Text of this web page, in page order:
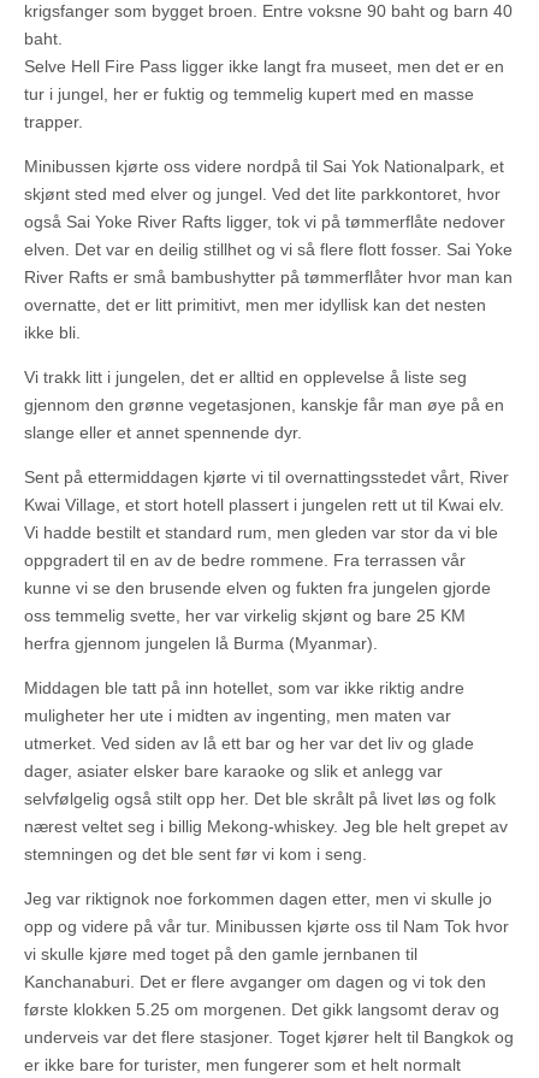
krigsfanger som bygget broen. Entre voksne 90 baht og barn 40
baht.
Selve Hell Fire Pass ligger ikke langt fra museet, men det er en
tur i jungel, her er fuktig og temmelig kupert med en masse
trapper.
Minibussen kjørte oss videre nordpå til Sai Yok Nationalpark, et
skjønt sted med elver og jungel. Ved det lite parkkontoret, hvor
også Sai Yoke River Rafts ligger, tok vi på tømmerflåte nedover
elven. Det var en deilig stillhet og vi så flere flott fosser. Sai Yoke
River Rafts er små bambushytter på tømmerflåter hvor man kan
overnatte, det er litt primitivt, men mer idyllisk kan det nesten
ikke bli.
Vi trakk litt i jungelen, det er alltid en opplevelse å liste seg
gjennom den grønne vegetasjonen, kanskje får man øye på en
slange eller et annet spennende dyr.
Sent på ettermiddagen kjørte vi til overnattingsstedet vårt, River
Kwai Village, et stort hotell plassert i jungelen rett ut til Kwai elv.
Vi hadde bestilt et standard rum, men gleden var stor da vi ble
oppgradert til en av de bedre rommene. Fra terrassen vår
kunne vi se den brusende elven og fukten fra jungelen gjorde
oss temmelig svette, her var virkelig skjønt og bare 25 KM
herfra gjennom jungelen lå Burma (Myanmar).
Middagen ble tatt på inn hotellet, som var ikke riktig andre
muligheter her ute i midten av ingenting, men maten var
utmerket. Ved siden av lå ett bar og her var det liv og glade
dager, asiater elsker bare karaoke og slik et anlegg var
selvfølgelig også stilt opp her. Det ble skrålt på livet løs og folk
nærest veltet seg i billig Mekong-whiskey. Jeg ble helt grepet av
stemningen og det ble sent før vi kom i seng.
Jeg var riktignok noe forkommen dagen etter, men vi skulle jo
opp og videre på vår tur. Minibussen kjørte oss til Nam Tok hvor
vi skulle kjøre med toget på den gamle jernbanen til
Kanchanaburi. Det er flere avganger om dagen og vi tok den
første klokken 5.25 om morgenen. Det gikk langsomt derav og
underveis var det flere stasjoner. Toget kjører helt til Bangkok og
er ikke bare for turister, men fungerer som et helt normalt